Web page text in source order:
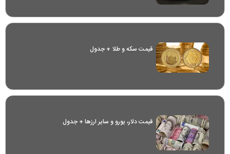
قیمت سکه و طلا + جدول
قیمت دلار، یورو و سایر ارز‌ها + جدول